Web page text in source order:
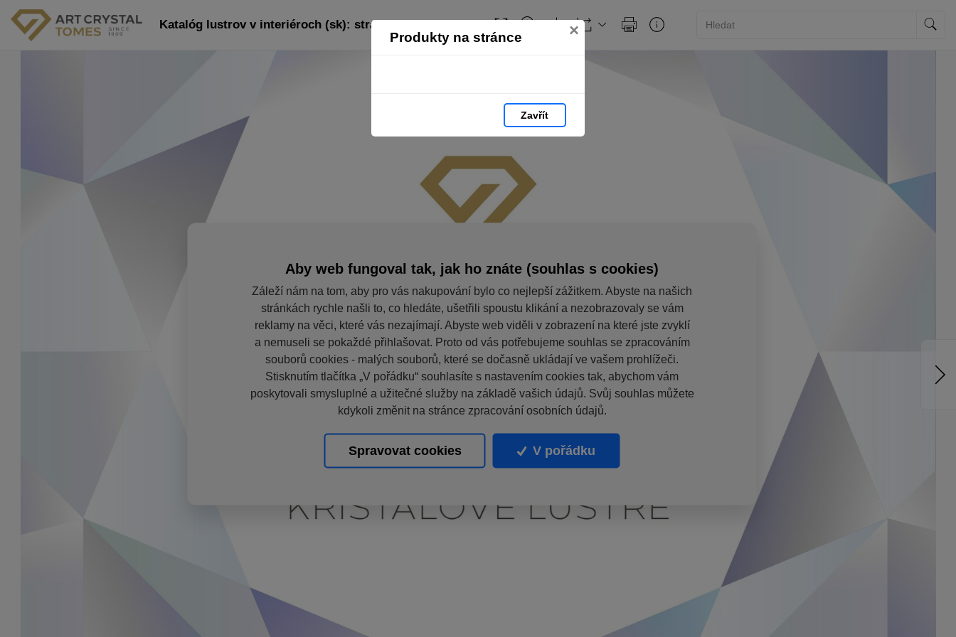
Produkty na stránce ×
Zavřít
Katalóg lustrov v interiéroch (sk): strana 1
Aby web fungoval tak, jak ho znáte (souhlas s cookies)
Záleží nám na tom, aby pro vás nakupování bylo co nejlepší zážitkem. Abyste na našich
stránkách rychle našli to, co hledáte, ušetřili spoustu klikání a nezobrazovaly se vám
reklamy na věci, které vás nezajímají. Abyste web viděli v zobrazení na které jste zvyklí
a nemuseli se pokaždé přihlašovat. Proto od vás potřebujeme souhlas se zpracováním
souborů cookies - malých souborů, které se dočasně ukládají ve vašem prohlížeči.
Stisknutím tlačítka „V pořádku“ souhlasíte s nastavením cookies tak, abychom vám
poskytovali smysluplné a užitečné služby na základě vašich údajů. Svůj souhlas můžete
kdykoli změnit na stránce zpracování osobních údajů.
Spravovat cookies V pořádku